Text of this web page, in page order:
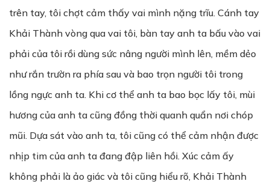
trên tay, tôi chợt cảm thấy vai mình nặng trĩu. Cánh tay
Khải Thành vòng qua vai tôi, bàn tay anh ta bấu vào vai
phải của tôi rồi dùng sức nâng người mình lên, mềm dẻo
như rắn trườn ra phía sau và bao trọn người tôi trong
lồng ngực anh ta. Khi cơ thể anh ta bao bọc lấy tôi, mùi
hương của anh ta cũng đồng thời quanh quẩn nơi chóp
mũi. Dựa sát vào anh ta, tôi cũng có thể cảm nhận được
nhịp tim của anh ta đang đập liên hồi. Xúc cảm ấy
không phải là ảo giác và tôi cũng hiểu rõ, Khải Thành